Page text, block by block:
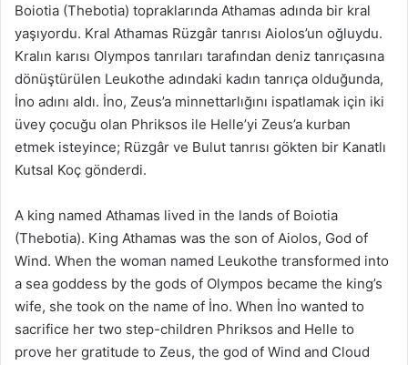
Boiotia (Thebotia) topraklarında Athamas adında bir kral
yaşıyordu. Kral Athamas Rüzgâr tanrısı Aiolos’un oğluydu.
Kralın karısı Olympos tanrıları tarafından deniz tanrıçasına
dönüştürülen Leukothe adındaki kadın tanrıça olduğunda,
İno adını aldı. İno, Zeus’a minnettarlığını ispatlamak için iki
üvey çocuğu olan Phriksos ile Helle’yi Zeus’a kurban
etmek isteyince; Rüzgâr ve Bulut tanrısı gökten bir Kanatlı
Kutsal Koç gönderdi.
A king named Athamas lived in the lands of Boiotia
(Thebotia). King Athamas was the son of Aiolos, God of
Wind. When the woman named Leukothe transformed into
a sea goddess by the gods of Olympos became the king’s
wife, she took on the name of İno. When İno wanted to
sacrifice her two step-children Phriksos and Helle to
prove her gratitude to Zeus, the god of Wind and Cloud